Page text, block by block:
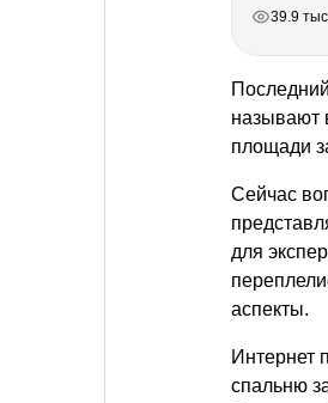
39.9
называют
площади
Сейчас
для
аспекты.
Интернет
спальню